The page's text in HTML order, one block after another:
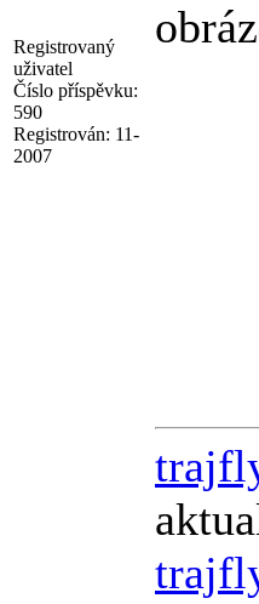
Registrovaný
uživatel
Číslo příspěvku:
590
Registrován: 11-
2007